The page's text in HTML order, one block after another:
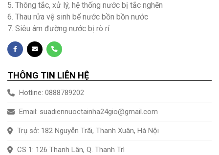
5. Thông tắc, xử lý, hệ thống nước bị tắc nghẽn
6. Thau rửa vệ sinh bể nước bồn bồn nước
7. Siêu âm đường nước bị rò rỉ
THÔNG TIN LIÊN HỆ
Hotline: 0888789202
Email: suadiennuoctainha24gio@gmail.com
Trụ sở: 182 Nguyễn Trãi, Thanh Xuân, Hà Nội
CS 1: 126 Thanh Lân, Q. Thanh Trì